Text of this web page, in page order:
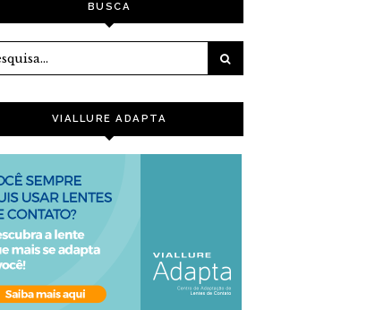
BUSCA
VIALLURE ADAPTA